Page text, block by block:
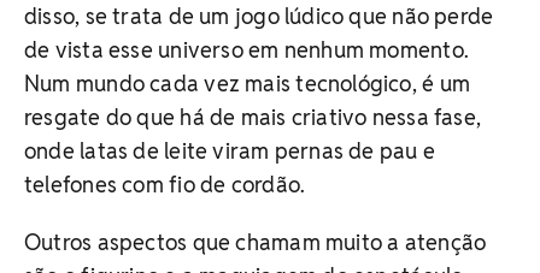
disso, se trata de um jogo lúdico que não perde
de vista esse universo em nenhum momento.
Num mundo cada vez mais tecnológico, é um
resgate do que há de mais criativo nessa fase,
onde latas de leite viram pernas de pau e
telefones com fio de cordão.
Outros aspectos que chamam muito a atenção